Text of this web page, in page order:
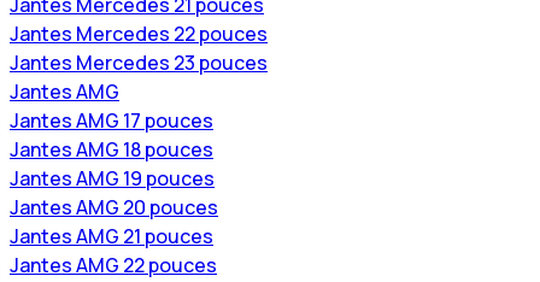
Jantes Mercedes 22 pouces
Jantes Mercedes 23 pouces
Jantes AMG
Jantes AMG 17 pouces
Jantes AMG 18 pouces
Jantes AMG 19 pouces
Jantes AMG 20 pouces
Jantes AMG 21 pouces
Jantes AMG 22 pouces